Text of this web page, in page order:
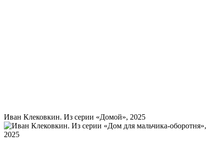
Иван Клековкин. Из серии «Домой», 2025